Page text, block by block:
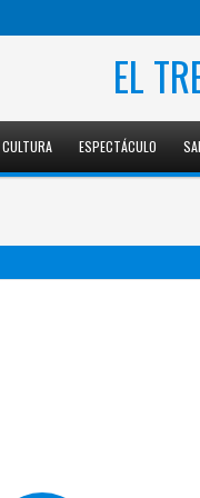
EL
CULTURA ESPECTÁCULO